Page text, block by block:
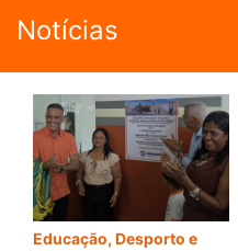
Notícias
Educação, Desporto e